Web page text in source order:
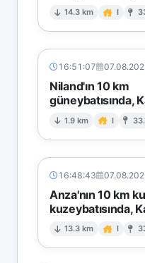
14.3 km I
16:51:07
Niland'ın 10 km
güneybatısında,
1.9 km I
16:48:43
Anza'nın 10 km
kuzeybatısında,
13.3 km I